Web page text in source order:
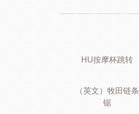
HU按摩杯跳转
（英文）牧田链条
锯